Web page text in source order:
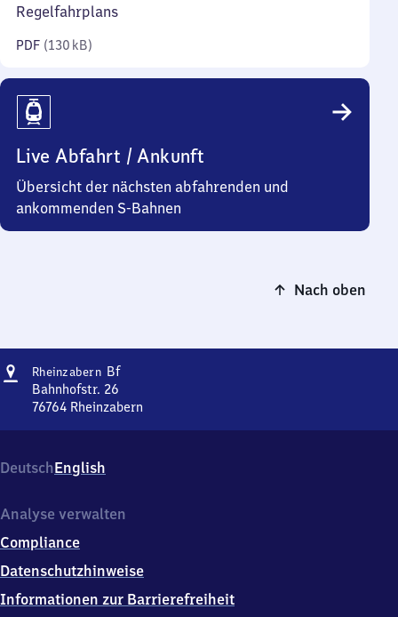
Regelfahrplans
PDF (130 kB)
Live Abfahrt / Ankunft
Übersicht der nächsten abfahrenden und
ankommenden S-Bahnen
Nach oben
Adresse
Rheinzabern BfRheinzabern
Bahnhofstr. 26
76764 Rheinzabern
Bahnhofstr.
26,
6
6
4
DeutschEnglish
Analyse verwalten
Compliance
Datenschutzhinweise
Informationen zur Barrierefreiheit